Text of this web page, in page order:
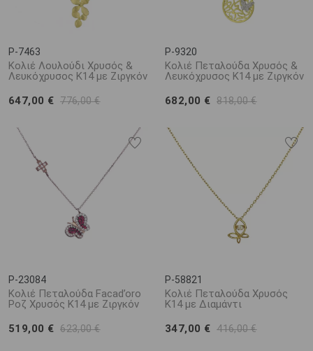
P-7463
Κολιέ Λουλούδι Χρυσός &
Λευκόχρυσος Κ14 με Ζιργκόν
647,00 € 776,00 €
P-9320
Κολιέ Πεταλούδα Χρυσός &
Λευκόχρυσος Κ14 με Ζιργκόν
682,00 € 818,00 €
P-23084
Κολιέ Πεταλούδα Facad’oro
Ροζ Χρυσός Κ14 με Ζιργκόν
519,00 € 623,00 €
P-58821
Κολιέ Πεταλούδα Χρυσός
Κ14 με Διαμάντι
347,00 € 416,00 €